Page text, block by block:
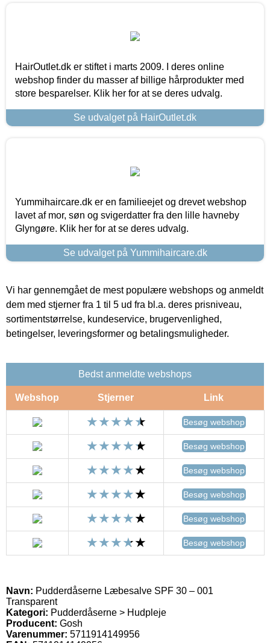
HairOutlet.dk er stiftet i marts 2009. I deres online
webshop finder du masser af billige hårprodukter med
store besparelser. Klik her for at se deres udvalg.
Se udvalget på HairOutlet.dk
Yummihaircare.dk er en familieejet og drevet webshop
lavet af mor, søn og svigerdatter fra den lille havneby
Glyngøre. Klik her for at se deres udvalg.
Se udvalget på Yummihaircare.dk
Vi har gennemgået de mest populære webshops og anmeldt
dem med stjerner fra 1 til 5 ud fra bl.a. deres prisniveau,
sortimentstørrelse, kundeservice, brugervenlighed,
betingelser, leveringsformer og betalingsmuligheder.
Bedst anmeldte webshops
Webshop Stjerner Link
Besøg webshop
Besøg webshop
Besøg webshop
Besøg webshop
Besøg webshop
Besøg webshop
Navn: Pudderdåserne Læbesalve SPF 30 – 001
Transparent
Kategori: Pudderdåserne > Hudpleje
Producent: Gosh
Varenummer: 5711914149956